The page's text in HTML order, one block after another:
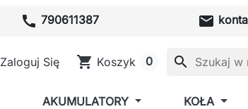
call 790611387 mail
Zaloguj Się shopping_cart Koszyk 0 search
AKUMULATORY KOŁA